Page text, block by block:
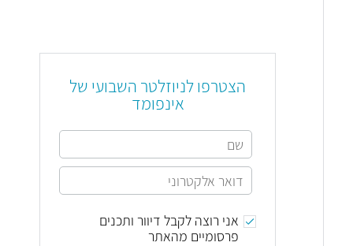
הצטרפו לניוזלטר השבועי של
אינפומד
אני רוצה לקבל דיוור ותכנים
פרסומיים מהאתר